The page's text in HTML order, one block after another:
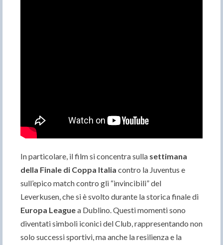
In particolare, il film si concentra sulla settimana
della Finale di Coppa Italia contro la Juventus e
sull’epico match contro gli “invincibili” del
Leverkusen, che si è svolto durante la storica finale di
Europa Leaguea Dublino. Questi momenti sono
diventati simboli iconici del Club, rappresentando non
solo successi sportivi, ma anche la resilienza e la